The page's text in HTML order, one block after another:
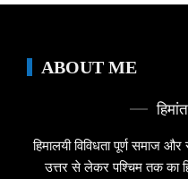
ABOUT ME
हिमालयी विविधता पूर्ण समाज
उत्तर से लेकर पश्चिम तक का